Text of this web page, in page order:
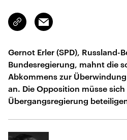
Link
kopieren/teilen
Email
Gernot Erler (SPD), Russland-
Bundesregierung, mahnt die
Abkommens zur
an. Die Opposition müsse sich
Übergangsregierung